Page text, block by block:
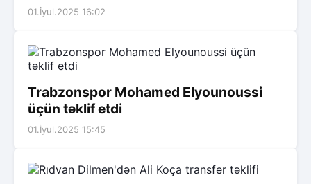
01.İyul.2025 16:02
Trabzonspor Mohamed Elyounoussi
üçün təklif etdi
01.İyul.2025 15:45